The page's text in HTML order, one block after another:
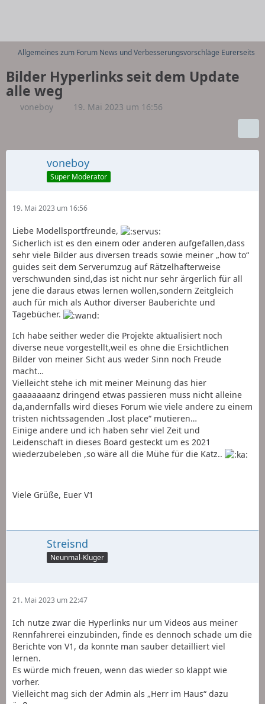
Allgemeines zum Forum News und Verbesserungsvorschläge Eurerseits
Bilder Hyperlinks seit dem Update
alle weg
voneboy 19. Mai 2023 um 16:56
voneboy
Super Moderator
19. Mai 2023 um 16:56
Liebe Modellsportfreunde,
Sicherlich ist es den einem oder anderen aufgefallen,dass
sehr viele Bilder aus diversen treads sowie meiner „how to“
guides seit dem Serverumzug auf Rätzelhafterweise
verschwunden sind,das ist nicht nur sehr ärgerlich für all
jene die daraus etwas lernen wollen,sondern Zeitgleich
auch für mich als Author diverser Bauberichte und
Tagebücher.
Ich habe seither weder die Projekte aktualisiert noch
diverse neue vorgestellt,weil es ohne die Ersichtlichen
Bilder von meiner Sicht aus weder Sinn noch Freude
macht…
Vielleicht stehe ich mit meiner Meinung das hier
gaaaaaaanz dringend etwas passieren muss nicht alleine
da,andernfalls wird dieses Forum wie viele andere zu einem
tristen nichtssagenden „lost place“ mutieren…
Einige andere und ich haben sehr viel Zeit und
Leidenschaft in dieses Board gesteckt um es 2021
wiederzubeleben ,so wäre all die Mühe für die Katz..
Viele Grüße, Euer V1
Streisnd
Neunmal-Kluger
21. Mai 2023 um 22:47
Ich nutze zwar die Hyperlinks nur um Videos aus meiner
Rennfahrerei einzubinden, finde es dennoch schade um die
Berichte von V1, da konnte man sauber detailliert viel
lernen.
Es würde mich freuen, wenn das wieder so klappt wie
vorher.
Vielleicht mag sich der Admin als „Herr im Haus“ dazu